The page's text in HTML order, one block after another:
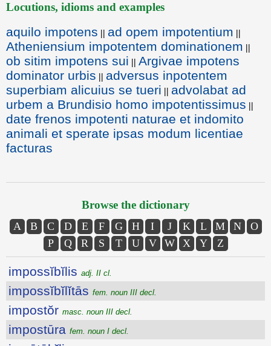
Locutions, idioms and examples
aquilo impotens || ad opem impotentium ||
Atheniensium impotentem dominationem ||
ob sitim impotens sui || Argivae impotens
dominator urbis || adversus inpotentem
superbiam alicuius se tueri || advolabat ad
urbem a Brundisio homo impotentissimus ||
date frenos impotenti naturae et indomito
animali et sperate ipsas modum licentiae
facturas
Browse the dictionary
A B C D E F G H I J K L M N
O
P
Q R S T U V W X Y Z
impossĭbĭlis adj. II cl.
impossĭbĭlĭtās fem. noun III decl.
impostŏr masc. noun III decl.
impostūra fem. noun I decl.